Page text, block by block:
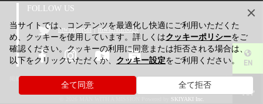
EN
TOP
FOLLOW US
mwamjapan |mwaminfo029
掲載されているすべてのコンテンツ(記事、画像、音声データ、映像データ等)の無断転載を禁
SKIYAKI Inc.
当サイトでは、コンテンツを最適化し快適にご利用いただくた
め、クッキーを使用しています。詳しくはクッキーポリシーをご
確認ください。クッキーの利用に同意または拒否される場合は、
以下をクリックいただくか、 クッキー設定をご利用ください。
全て同意 全て拒否